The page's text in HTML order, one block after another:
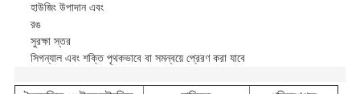
হাউজিং উপাদান এবং
রঙ
সুরক্ষা স্তর
সিগন্যাল এবং শক্তি পৃথকভাবে বা সমন্বয়ে প্রেরণ করা যাবে